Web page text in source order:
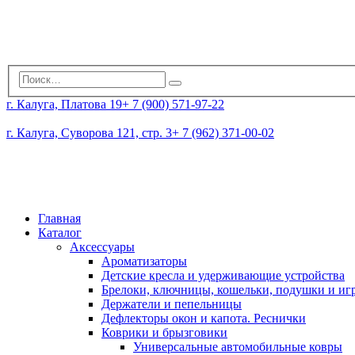
г. Калуга, Платова 19+ 7 (900) 571-97-22
г. Калуга, Суворова 121, стр. 3+ 7 (962) 371-00-02
Главная
Каталог
Аксессуары
Ароматизаторы
Детские кресла и удерживающие устройства
Брелоки, ключницы, кошельки, подушки и
Держатели и пепельницы
Дефлекторы окон и капота. Реснички
Коврики и брызговики
Универсальные автомобильные ковры